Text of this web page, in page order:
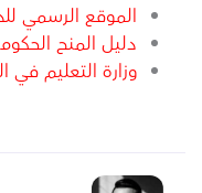
الموقع الرسمي
دليل المنح
وزارة التعليم في